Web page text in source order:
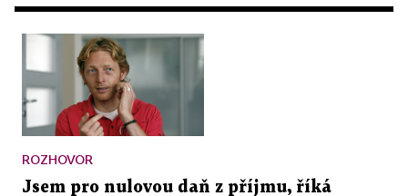
ROZHOVOR
Jsem pro nulovou daň z příjmu, říká